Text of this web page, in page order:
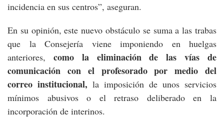
incidencia en sus centros”, aseguran.
En su opinión, este nuevo obstáculo se suma a las trabas
que la Consejería viene imponiendo en huelgas
anteriores, como la eliminación de las vías de
comunicación con el profesorado por medio del
correo institucional, la imposición de unos servicios
mínimos abusivos o el retraso deliberado en la
incorporación de interinos.